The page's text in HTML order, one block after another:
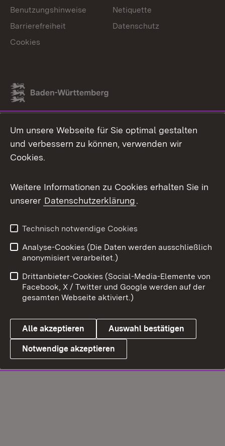
Link zum Landesportal
Benutzungshinweise
Netiquette
Barrierefreiheit
Datenschutz
Cookies
Um unsere Webseite für Sie optimal gestalten
und verbessern zu können, verwenden wir
Cookies.
Weitere Informationen zu Cookies erhalten Sie in
unserer Datenschutzerklärung.
Technisch notwendige Cookies
Analyse-Cookies (Die Daten werden ausschließlich
anonymisiert verarbeitet.)
Drittanbieter-Cookies (Social-Media-Elemente von
Facebook, X / Twitter und Google werden auf der
gesamten Webseite aktiviert.)
Alle akzeptieren Auswahl bestätigen
Notwendige akzeptieren